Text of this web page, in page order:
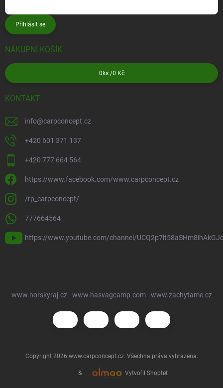
Přihlásit se
NÁKUPNÍ KOŠÍK
0 ks /0 Kč
KONTAKT
info@carpconcept.cz
+420 601 371 137
+420 777 664 564
https://www.facebook.com/www.carpconcept.cz
/rp_carpconcept/
777664564
https://www.youtube.com/channel/
www.norskyraj.cz www.hasvagcamp.com www.zachytame.cz
& Vytvořil Shoptet
Copyright 2026 www.carpconcept.cz. Všechna práva vyhrazena.